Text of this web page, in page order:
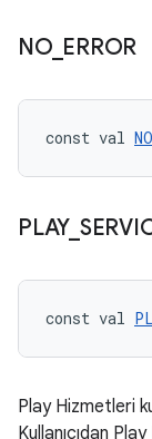
NO_ ERROR
const val
PLAY_
const val
Play Hizmetleri
Kullanıcıdan